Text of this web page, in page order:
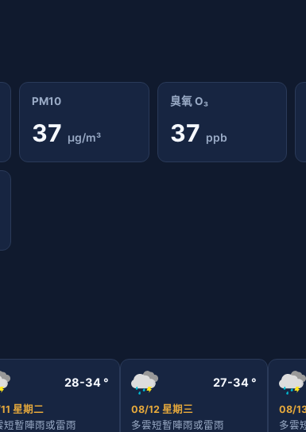
PM10
37 μg/m³
臭氧 O₃
37 ppb
28-34 °
星期二
短暫陣雨或雷雨
27-34 °
08/12 星期三
多雲短暫陣雨或雷雨
08/
多雲